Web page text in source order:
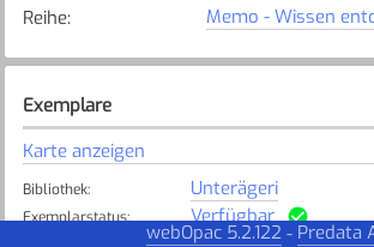
Reihe: Memo - Wissen
Exemplare
Karte anzeigen
Bibliothek: Unterägeri
Exemplarstatus: Verfügbar
webOpac 5.2.122 - Predata